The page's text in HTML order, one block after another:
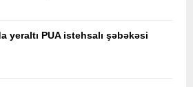
yeraltı PUA istehsalı şəbəkəsi